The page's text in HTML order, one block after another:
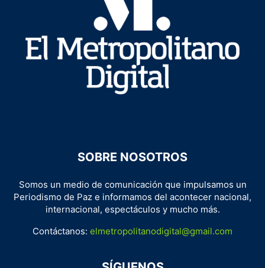
SOBRE NOSOTROS
Somos un medio de comunicación que impulsamos un
Periodismo de Paz e informamos del acontecer nacional,
internacional, espectáculos y mucho más.
Contáctanos: elmetropolitanodigital@gmail.com